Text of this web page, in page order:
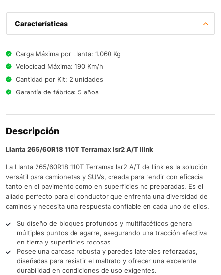
Características
Carga Máxima por Llanta: 1.060 Kg
Velocidad Máxima: 190 Km/h
Cantidad por Kit: 2 unidades
Garantía de fábrica: 5 años
Descripción
Llanta 265/60R18 110T Terramax lsr2 A/T Ilink
La Llanta 265/60R18 110T Terramax lsr2 A/T de Ilink es la solución
versátil para camionetas y SUVs, creada para rendir con eficacia
tanto en el pavimento como en superficies no preparadas. Es el
aliado perfecto para el conductor que enfrenta una diversidad de
caminos y necesita una respuesta confiable en cada uno de ellos.
Su diseño de bloques profundos y multifacéticos genera
múltiples puntos de agarre, asegurando una tracción efectiva
en tierra y superficies rocosas.
Posee una carcasa robusta y paredes laterales reforzadas,
diseñadas para resistir el maltrato y ofrecer una excelente
durabilidad en condiciones de uso exigentes.